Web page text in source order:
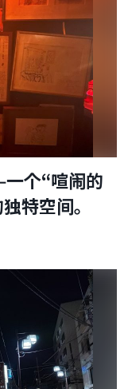
个“喧闹的
特空间。